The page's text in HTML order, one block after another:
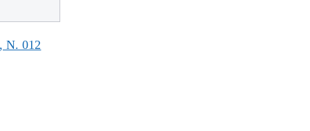
N. 012